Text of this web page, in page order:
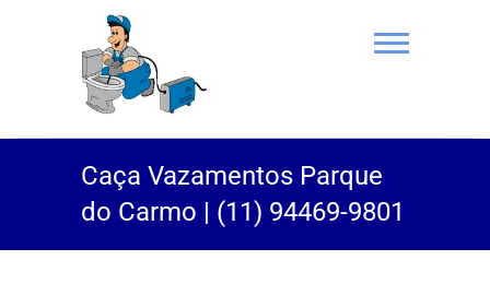
(11) 94469-
9801 |
Desentupidora
Rei do Esgoto
Caça Vazamentos Parque
do Carmo | (11) 94469-9801